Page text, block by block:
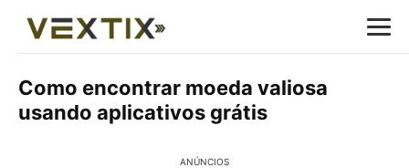
Como encontrar moeda valiosa
usando aplicativos grátis
ANÚNCIOS